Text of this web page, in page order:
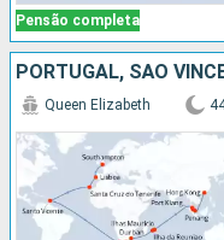
Pensão completa
Queen Elizabeth